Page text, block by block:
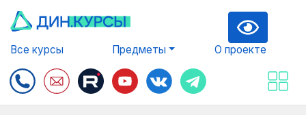
Все курсы Предметы О проекте